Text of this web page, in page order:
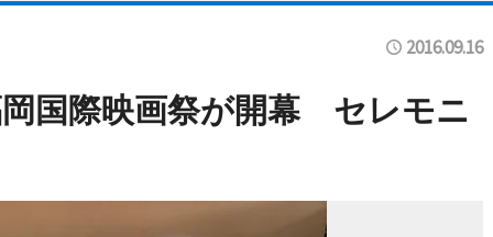
2016.09.16
国際映画祭が開幕 セレモニ